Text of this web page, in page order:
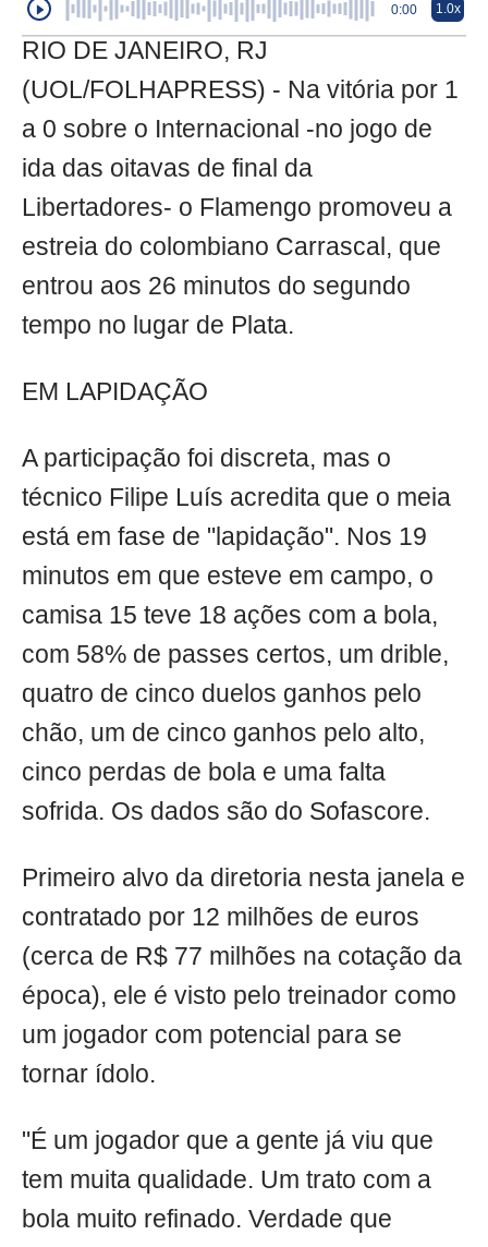
0:00 1.0x
RIO DE JANEIRO, RJ
(UOL/FOLHAPRESS) - Na vitória por 1
a 0 sobre o Internacional -no jogo de
ida das oitavas de final da
Libertadores- o Flamengo promoveu a
estreia do colombiano Carrascal, que
entrou aos 26 minutos do segundo
tempo no lugar de Plata.
EM LAPIDAÇÃO
A participação foi discreta, mas o
técnico Filipe Luís acredita que o meia
está em fase de "lapidação". Nos 19
minutos em que esteve em campo, o
camisa 15 teve 18 ações com a bola,
com 58% de passes certos, um drible,
quatro de cinco duelos ganhos pelo
chão, um de cinco ganhos pelo alto,
cinco perdas de bola e uma falta
sofrida. Os dados são do Sofascore.
Primeiro alvo da diretoria nesta janela e
contratado por 12 milhões de euros
(cerca de R$ 77 milhões na cotação da
época), ele é visto pelo treinador como
um jogador com potencial para se
tornar ídolo.
"É um jogador que a gente já viu que
tem muita qualidade. Um trato com a
bola muito refinado. Verdade que